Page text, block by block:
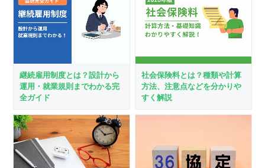
継続雇用制度とは？設計から
運用・就業規則までわかる完
全ガイド
社会保険料とは？種類や計算
方法、注意点などを分かりや
すく解説